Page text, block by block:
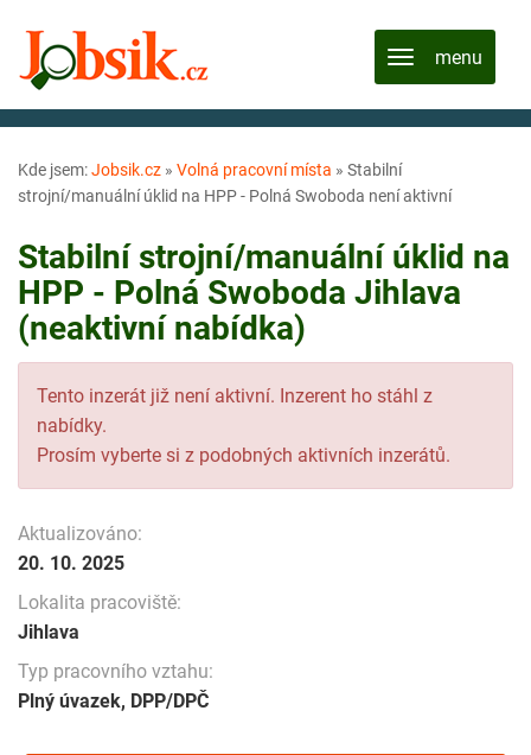
Kde jsem:Jobsik.cz » Volná pracovní místa » Stabilní
strojní/manuální úklid na HPP - Polná Swoboda není aktivní
Stabilní strojní/manuální úklid na
HPP - Polná Swoboda Jihlava
(neaktivní nabídka)
Tento inzerát již není aktivní. Inzerent ho stáhl z
nabídky.
Prosím vyberte si z podobných aktivních inzerátů.
Aktualizováno:
20. 10. 2025
Lokalita pracoviště:
Jihlava
Typ pracovního vztahu:
Plný úvazek, DPP/DPČ